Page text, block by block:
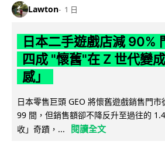
Lawton 1 日
日本二手遊戲店減 90%
四成 "懷舊"在 Z 世代變
感」
日本零售巨頭 GEO 將懷舊遊戲銷售門
99 間，但銷售額卻不降反升至過往的
收」奇蹟，...
閱讀全文